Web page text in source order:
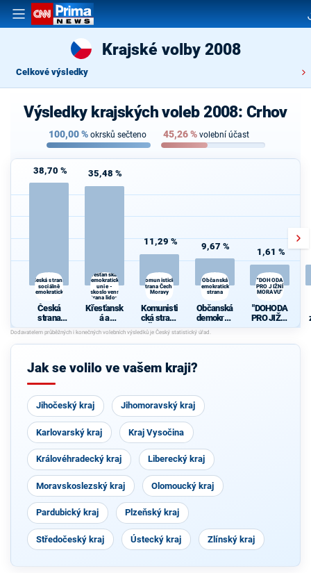
Krajské volby 2008
Celkové výsledky
Výsledky krajských voleb 2008: Crhov
100,00% okrsků sečteno 45,26% volební účast
38,70 %
Česká strana
sociálně
demokratická
Česká
strana
sociálně
demokrati
cká
35,48 %
Křesťanská a
demokratická
unie -
Československá
strana lidová
Křesťansk
á a
demokrati
cká unie -
Českoslov
strana
11,29 %
Komunistická
strana Čech a
Moravy
Komunisti
cká strana
Čech a
Moravy
9,67 %
Občanská
demokratická
strana
Občanská
demokrati
cká strana
1,61 %
"DOHODA
PRO JIŽNÍ
MORAVU"
"DOHODA
PRO JIŽNÍ
MORAVU"
Jak se volilo ve vašem kraji?
Jihočeský kraj Jihomoravský kraj
Karlovarský kraj Kraj Vysočina
Královéhradecký kraj Liberecký kraj
Moravskoslezský kraj Olomoucký kraj
Pardubický kraj Plzeňský kraj
Středočeský kraj Ústecký kraj Zlínský kraj